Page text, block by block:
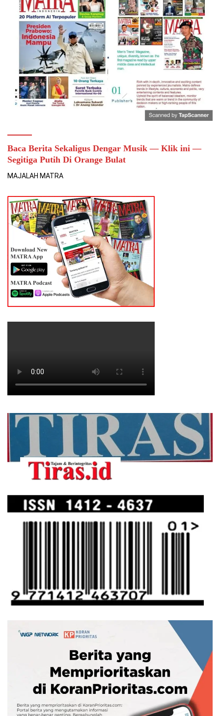
Baca Berita Sekaligus Dengar Musik — Klik ini —
Segitiga Putih Di Orange Bulat
MAJALAH MATRA